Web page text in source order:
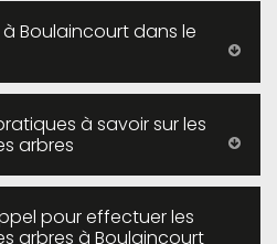
Boulaincourt dans le
à savoir sur les
arbres
pour effectuer les
arbres à Boulaincourt